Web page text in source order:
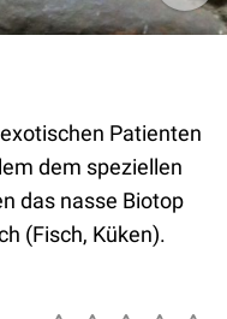
Patienten
dem speziellen
das nasse Biotop
(Fisch, Küken).